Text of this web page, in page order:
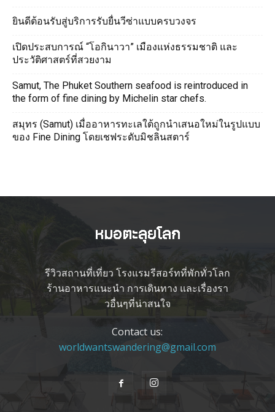
ยินดีต้อนรับสู่บริการรับยื่นวีซ่าแบบครบวงจร
เปิดประสบการณ์ “โอกินาวา” เมืองแห่งธรรมชาติ และ
ประวัติศาสตร์ที่สวยงาม
Samut, The Phuket Southern seafood is reintroduced in
the form of fine dining by Michelin star chefs.
สมุทร (Samut) เมื่ออาหารทะเลใต้ถูกนำเสนอใหม่ในรูปแบบ
ของ Fine Dining โดยเชฟระดับมิชลินสตาร์
รีวิวสถานที่เที่ยว โรงแรมรีสอร์ทที่พักทั่วโลก
ร้านอาหารแนะนำ การเดินทาง และเรื่องรา
วอื่นๆที่น่าสนใจ
Contact us:
worldwantswandering@gmail.com